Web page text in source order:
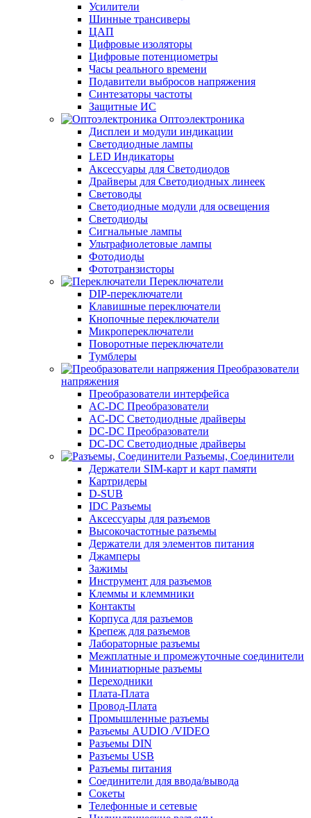
Усилители
Шинные трансиверы
ЦАП
Цифровые изоляторы
Цифровые потенциометры
Часы реального времени
Подавители выбросов напряжения
Синтезаторы частоты
Защитные ИС
Оптоэлектроника
Дисплеи и модули индикации
Светодиодные лампы
LED Индикаторы
Аксессуары для Светодиодов
Драйверы для Светодиодных линеек
Световоды
Светодиодные модули для освещения
Светодиоды
Сигнальные лампы
Ультрафиолетовые лампы
Фотодиоды
Фототранзисторы
Переключатели
DIP-переключатели
Клавишные переключатели
Кнопочные переключатели
Микропереключатели
Поворотные переключатели
Тумблеры
Преобразователи
напряжения
Преобразователи интерфейса
AC-DC Преобразователи
AC-DC Светодиодные драйверы
DC-DC Преобразователи
DC-DC Светодиодные драйверы
Разъемы, Соединители
Держатели SIM-карт и карт памяти
Картридеры
D-SUB
IDC Разъемы
Аксессуары для разъемов
Высокочастотные разъемы
Держатели для элементов питания
Джамперы
Зажимы
Инструмент для разъемов
Клеммы и клеммники
Контакты
Корпуса для разъемов
Крепеж для разъемов
Лабораторные разъемы
Межплатные и промежуточные соединители
Миниатюрные разъемы
Переходники
Плата-Плата
Провод-Плата
Промышленные разъемы
Разъемы AUDIO /VIDEO
Разъемы DIN
Разъемы USB
Разъемы питания
Соединители для ввода/вывода
Сокеты
Телефонные и сетевые